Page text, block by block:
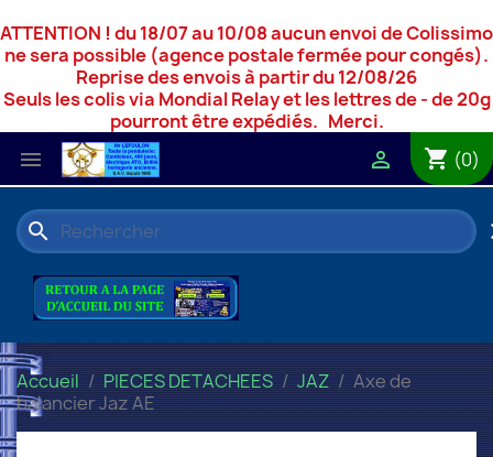
ATTENTION ! du 18/07 au 10/08 aucun envoi de Colissimo
ne sera possible (agence postale fermée pour congés).
Reprise des envois à partir du 12/08/26
Seuls les colis via Mondial Relay et les lettres de - de 20g
pourront être expédiés. Merci.
 shopping_cart (0)

search
Accueil PIECES DETACHEES JAZ
Axe de
balancier Jaz AE